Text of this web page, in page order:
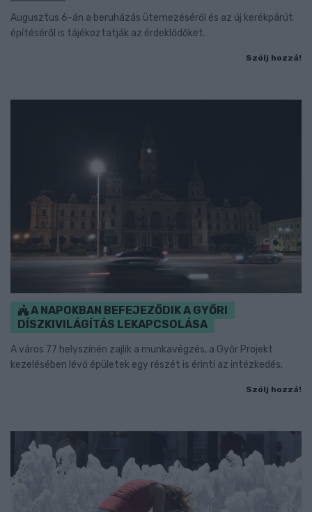
Augusztus 6-án a beruházás ütemezéséről és az új kerékpárút
építéséről is tájékoztatják az érdeklődőket.
Szólj hozzá!
A NAPOKBAN BEFEJEZŐDIK A GYŐRI
DÍSZKIVILÁGÍTÁS LEKAPCSOLÁSA
A város 77 helyszínén zajlik a munkavégzés, a Győr Projekt
kezelésében lévő épületek egy részét is érinti az intézkedés.
Szólj hozzá!